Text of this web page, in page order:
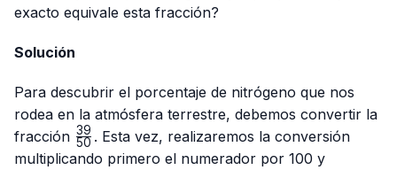
exacto equivale esta fracción?
Solución
Para descubrir el porcentaje de nitrógeno que nos
rodea en la atmósfera terrestre, debemos convertir la
fracción \frac{39}
{50}
50
39 . Esta vez, realizaremos la conversión
multiplicando primero el numerador por 100 y